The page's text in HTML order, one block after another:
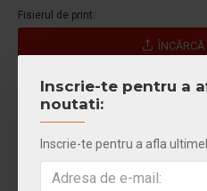
Inscrie-te pentru a
noutati:
Inscrie-te pentru a afla
Fisierul de print:
ÎNCĂRCĂ